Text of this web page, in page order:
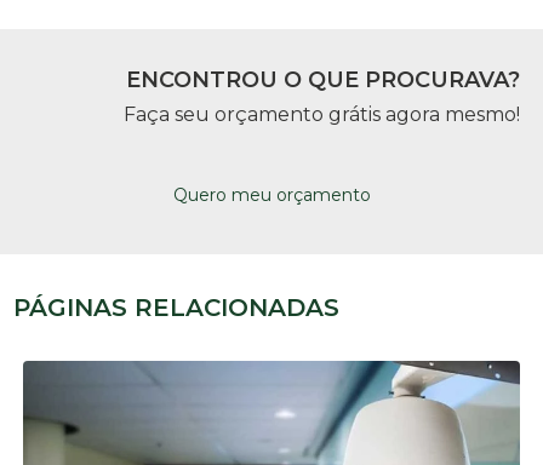
ENCONTROU O QUE PROCURAVA?
Faça seu orçamento grátis agora mesmo!
Quero meu orçamento
PÁGINAS RELACIONADAS